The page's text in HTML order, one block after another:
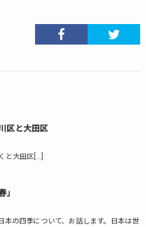
区と大田区
と大田区[…]
」
本の四季について、お話します。日本は世